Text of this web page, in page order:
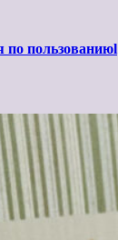
по пользованиюl